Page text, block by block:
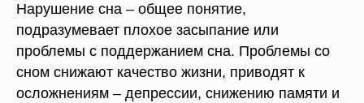
Нарушение сна – общее понятие,
подразумевает плохое засыпание или
проблемы с поддержанием сна. Проблемы со
сном снижают качество жизни, приводят к
осложнениям – депрессии, снижению памяти и